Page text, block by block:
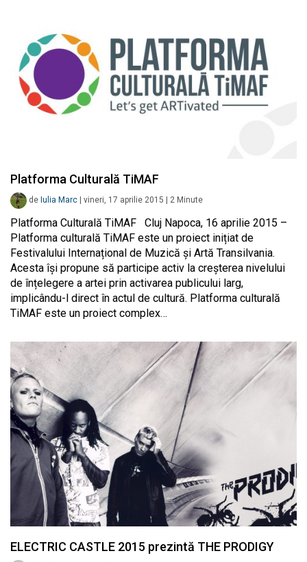
Platforma Culturală TiMAF
de Iulia Marc vineri, 17 aprilie 2015 2 Minute
Platforma Culturală TiMAF Cluj Napoca, 16 aprilie 2015 –
Platforma culturală TiMAF este un proiect inițiat de
Festivalului Internațional de Muzică și Artă Transilvania.
Acesta își propune să participe activ la creșterea nivelului
de înțelegere a artei prin activarea publicului larg,
implicându-l direct în actul de cultură. Platforma culturală
TiMAF este un proiect complex…
ELECTRIC CASTLE 2015 prezintă THE PRODIGY